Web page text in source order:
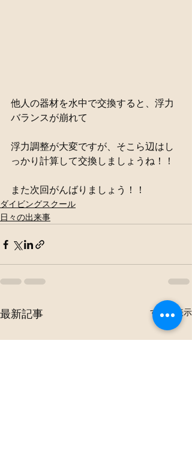
他人の器材を水中で交換すると、浮力
バランスが崩れて
浮力調整が大変ですが、そこら辺はし
っかり計算して交換しましょうね！！
また次回がんばりましょう！！
ダイビングスクール
日々の出来事
最新記事 すべて表示